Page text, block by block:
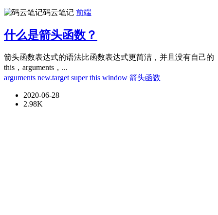
码云笔记 前端
什么是箭头函数？
箭头函数表达式的语法比函数表达式更简洁，并且没有自己的
this，arguments，...
arguments new.target super this window 箭头函数
2020-06-28
2.98K